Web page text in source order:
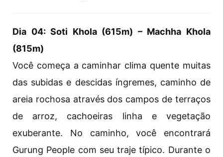
Dia 04: Soti Khola (615m) – Machha Khola
(815m)
Você começa a caminhar clima quente muitas
das subidas e descidas íngremes, caminho de
areia rochosa através dos campos de terraços
de arroz, cachoeiras linha e vegetação
exuberante. No caminho, você encontrará
Gurung People com seu traje típico. Durante o